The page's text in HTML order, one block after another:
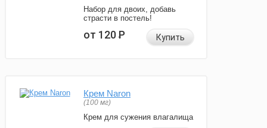
Набор для двоих, добавь
страсти в постель!
от 120Р Купить
Крем Naron
(100 мг)
Крем для сужения влагалища